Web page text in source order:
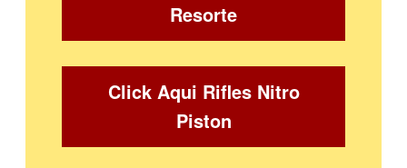
Resorte
Click Aqui Rifles Nitro
Piston